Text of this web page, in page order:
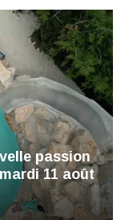
passion
11 août